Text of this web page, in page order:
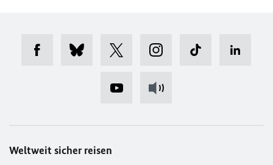
Weltweit sicher reisen